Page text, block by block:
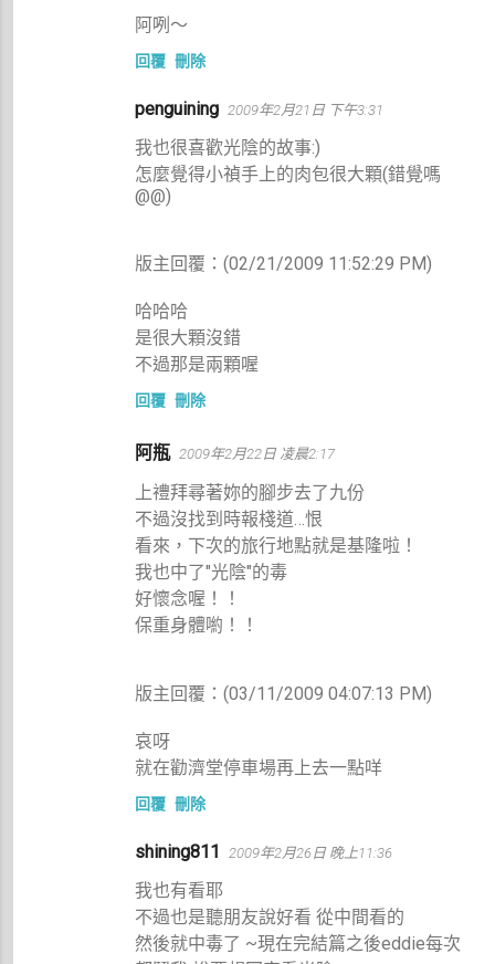
阿咧～
回覆 刪除
penguining 2009年2月21日 下午3:31
我也很喜歡光陰的故事:)
怎麼覺得小禎手上的肉包很大顆(錯覺嗎
@@)
版主回覆：(02/21/2009 11:52:29 PM)
哈哈哈
是很大顆沒錯
不過那是兩顆喔
回覆 刪除
阿瓶 2009年2月22日 凌晨2:17
上禮拜尋著妳的腳步去了九份
不過沒找到時報棧道…恨
看來，下次的旅行地點就是基隆啦！
我也中了"光陰"的毒
好懷念喔！！
保重身體喲！！
版主回覆：(03/11/2009 04:07:13 PM)
哀呀
就在勸濟堂停車場再上去一點咩
回覆 刪除
shining811 2009年2月26日 晚上11:36
我也有看耶
不過也是聽朋友說好看 從中間看的
然後就中毒了 ~現在完結篇之後eddie每次